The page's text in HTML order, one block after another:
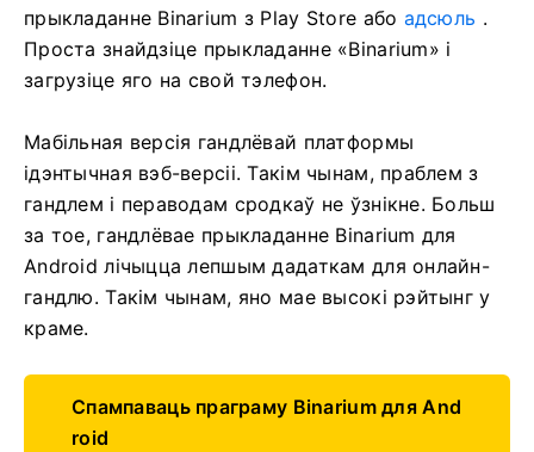
прыкладанне Binarium з Play Store або адсюль .
Проста знайдзіце прыкладанне «Binarium» і
загрузіце яго на свой тэлефон.
Мабільная версія гандлёвай платформы
ідэнтычная вэб-версіі. Такім чынам, праблем з
гандлем і пераводам сродкаў не ўзнікне. Больш
за тое, гандлёвае прыкладанне Binarium для
Android лічыцца лепшым дадаткам для онлайн-
гандлю. Такім чынам, яно мае высокі рэйтынг у
краме.
Спампаваць праграму Binarium для And
roid